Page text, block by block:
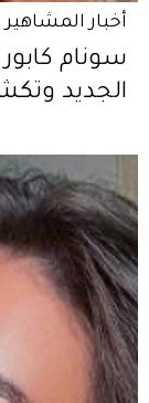
أخبار المشاهير
سونام
الجديد